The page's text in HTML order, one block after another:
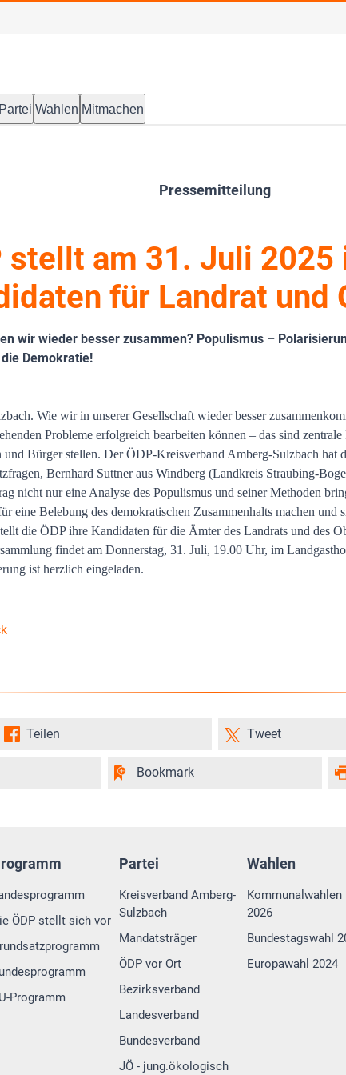
Partei Wahlen Mitmachen
Pressemitteilung
stellt am 31. Juli 2025
für Landrat und
wir wieder besser zusammen? Populismus –
Demokratie!
Wie wir in unserer Gesellschaft wieder besser
Probleme erfolgreich bearbeiten können – das sind
und Bürger stellen. Der ÖDP-Kreisverband Amberg-Sulzbach hat
Bernhard Suttner aus Windberg (Landkreis Straubing-
nicht nur eine Analyse des Populismus und seiner Methoden
eine Belebung des demokratischen Zusammenhalts machen und
die ÖDP ihre Kandidaten für die Ämter des Landrats und des
findet am Donnerstag, 31. Juli, 19.00 Uhr, im
ist herzlich eingeladen.
Teilen Tweet
Bookmark
ÖDP stellt sich vor
Programm
Partei
Kreisverband Amberg-
Sulzbach
Mandatsträger
ÖDP vor Ort
Bezirksverband
Landesverband
Bundesverband
JÖ - jung.ökologisch
Wahlen
Kommunalwahlen
2026
Bundestagswahl
Europawahl 2024